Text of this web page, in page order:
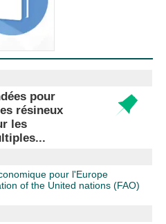
pour
résineux
les
pour l'Europe
of the United nations (FAO)